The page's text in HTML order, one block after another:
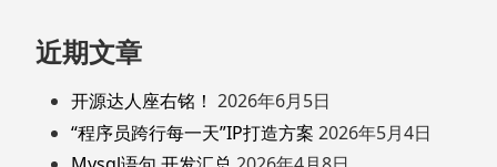
近期文章
开源达人座右铭！ 2026年6月5日
“程序员跨行每一天”IP打造方案 2026年5月4日